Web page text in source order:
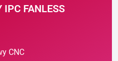
IPC FANLESS
CNC